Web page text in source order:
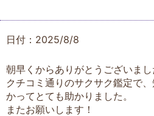
日付：2025/8/8
朝早くからありがとうございまし
クチコミ通りのサクサク鑑定で
かってとても助かりました。
またお願いします！